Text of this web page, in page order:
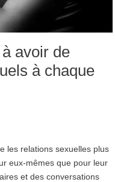
avoir de
à chaque
les relations sexuelles plus
eux-mêmes que pour leur
et des conversations